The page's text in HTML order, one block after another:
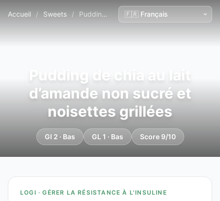
Accueil / Sweets / Pudding de chia au lait d’amande non sucré et noisettes grillées
Pudding de chia au lait
d’amande non sucré et
noisettes grillées
GI 2 · Bas GL 1 · Bas Score 9/10
LOGI · GÉRER LA RÉSISTANCE À L'INSULINE